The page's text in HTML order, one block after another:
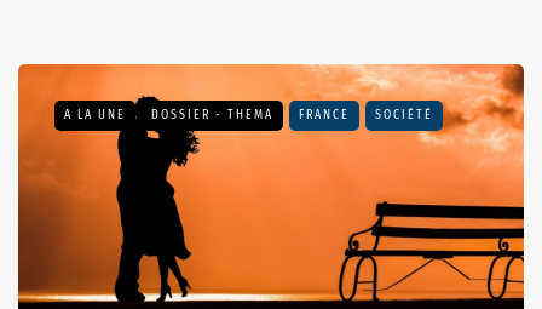
A LA UNE DOSSIER - THEMA FRANCE SOCIÉTÉ